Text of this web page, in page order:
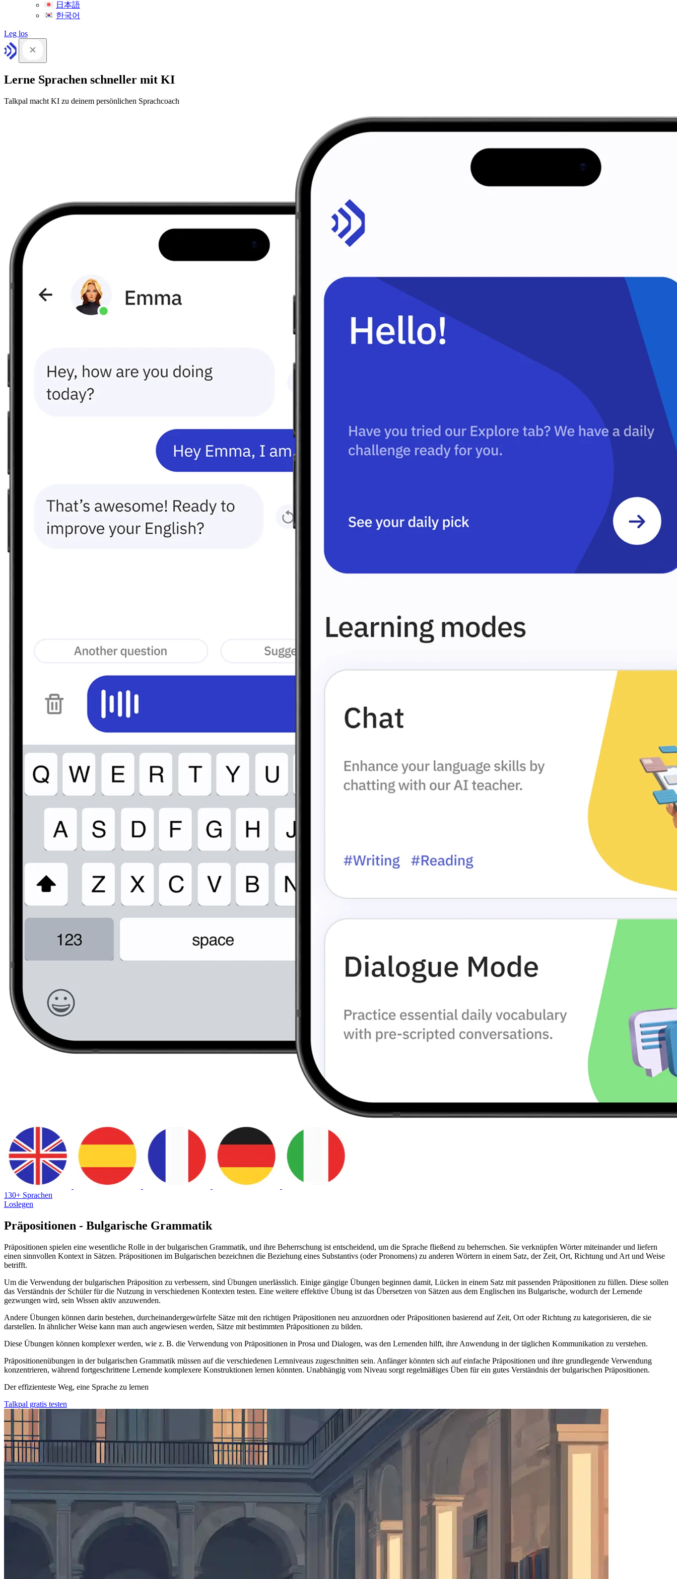
日本語
한국어
Leg los
Lerne Sprachen schneller mit KI
Talkpal macht KI zu deinem persönlichen Sprachcoach
130+ Sprachen
Loslegen
Präpositionen - Bulgarische Grammatik
Präpositionen spielen eine wesentliche Rolle in der bulgarischen Grammatik, und ihre Beherrschung ist entscheidend, um die Sprache fließend zu beherrschen. Sie verknüpfen Wörter miteinander und liefern
einen sinnvollen Kontext in Sätzen. Präpositionen im Bulgarischen bezeichnen die Beziehung eines Substantivs (oder Pronomens) zu anderen Wörtern in einem Satz, der Zeit, Ort, Richtung und Art und Weise
betrifft.
Um die Verwendung der bulgarischen Präposition zu verbessern, sind Übungen unerlässlich. Einige gängige Übungen beginnen damit, Lücken in einem Satz mit passenden Präpositionen zu füllen. Diese sollen
das Verständnis der Schüler für die Nutzung in verschiedenen Kontexten testen. Eine weitere effektive Übung ist das Übersetzen von Sätzen aus dem Englischen ins Bulgarische, wodurch der Lernende
gezwungen wird, sein Wissen aktiv anzuwenden.
Andere Übungen können darin bestehen, durcheinandergewürfelte Sätze mit den richtigen Präpositionen neu anzuordnen oder Präpositionen basierend auf Zeit, Ort oder Richtung zu kategorisieren, die sie
darstellen. In ähnlicher Weise kann man auch angewiesen werden, Sätze mit bestimmten Präpositionen zu bilden.
Diese Übungen können komplexer werden, wie z. B. die Verwendung von Präpositionen in Prosa und Dialogen, was den Lernenden hilft, ihre Anwendung in der täglichen Kommunikation zu verstehen.
Präpositionenübungen in der bulgarischen Grammatik müssen auf die verschiedenen Lernniveaus zugeschnitten sein. Anfänger könnten sich auf einfache Präpositionen und ihre grundlegende Verwendung
konzentrieren, während fortgeschrittene Lernende komplexere Konstruktionen lernen könnten. Unabhängig vom Niveau sorgt regelmäßiges Üben für ein gutes Verständnis der bulgarischen Präpositionen.
Der effizienteste Weg, eine Sprache zu lernen
Talkpal gratis testen